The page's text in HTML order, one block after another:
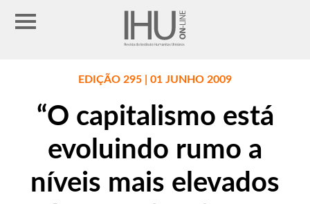
EDIÇÃO 295 | 01 JUNHO 2009
“O capitalismo está
evoluindo rumo a
níveis mais elevados